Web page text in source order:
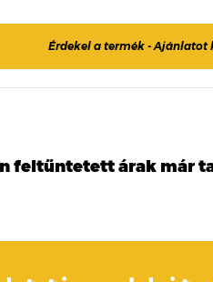
Érdekel a termék - Ajánlatot
feltűntetett árak már